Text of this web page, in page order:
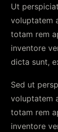
Ut
voluptatem
totam rem
inventore
dicta sunt,
Sed ut
voluptatem
totam rem
inventore